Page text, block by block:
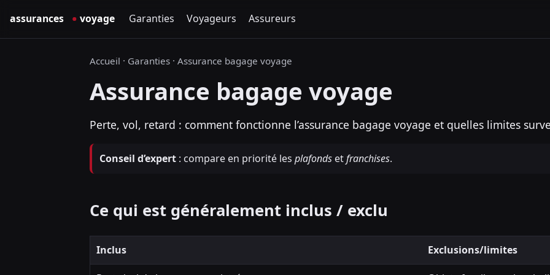
Garanties Voyageurs Assureurs
Accueil · Garanties · Assurance bagage voyage
Assurance bagage voyage
Perte, vol, retard : comment fonctionne l’assurance bagage voyage et quelles limites
Conseil d’expert : compare en priorité les plafonds etfranchises.
Ce qui est généralement inclus / exclu
Inclus Exclusions/limites